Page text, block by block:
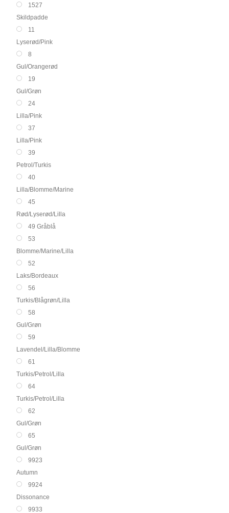
1527
Skildpadde
11
Lyserød/Pink
8
Gul/Orangerød
19
Gul/Grøn
24
Lilla/Pink
37
Lilla/Pink
39
Petrol/Turkis
40
Lilla/Blomme/Marine
45
Rød/Lyserød/Lilla
49 Gråblå
53
Blomme/Marine/Lilla
52
Laks/Bordeaux
56
Turkis/Blågrøn/Lilla
58
Gul/Grøn
59
Lavendel/Lilla/Blomme
61
Turkis/Petrol/Lilla
64
Turkis/Petrol/Lilla
62
Gul/Grøn
65
Gul/Grøn
9923
Autumn
9924
Dissonance
9933